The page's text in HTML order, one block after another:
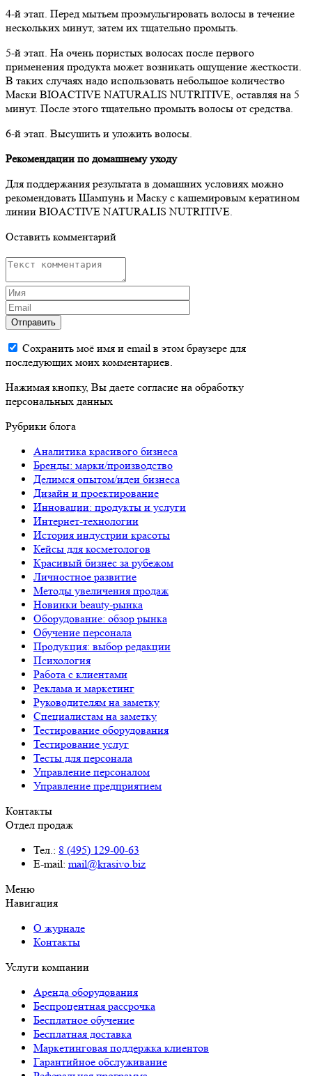
4-й этап. Перед мытьем проэмульгировать волосы в течение
нескольких минут, затем их тщательно промыть.
5-й этап. На очень пористых волосах после первого
применения продукта может возникать ощущение жесткости.
В таких случаях надо использовать небольшое количество
Маски BIOACTIVE NATURALIS NUTRITIVE, оставляя на 5
минут. После этого тщательно промыть волосы от средства.
6-й этап. Высушить и уложить волосы.
Рекомендации по домашнему уходу
Для поддержания результата в домашних условиях можно
рекомендовать Шампунь и Маску с кашемировым кератином
линии BIOACTIVE NATURALIS NUTRITIVE.
Оставить комментарий
Отправить
Сохранить моё имя и email в этом браузере для
последующих моих комментариев.
Нажимая кнопку, Вы даете согласие на обработку
персональных данных
Рубрики блога
Аналитика красивого бизнеса
Бренды: марки/производство
Делимся опытом/идеи бизнеса
Дизайн и проектирование
Инновации: продукты и услуги
Интернет-технологии
История индустрии красоты
Кейсы для косметологов
Красивый бизнес за рубежом
Личностное развитие
Методы увеличения продаж
Новинки beauty-рынка
Оборудование: обзор рынка
Обучение персонала
Продукция: выбор редакции
Психология
Работа с клиентами
Реклама и маркетинг
Руководителям на заметку
Специалистам на заметку
Тестирование оборудования
Тестирование услуг
Тесты для персонала
Управление персоналом
Управление предприятием
Контакты
Отдел продаж
Тел.: 8 (495) 129-00-63
E-mail: mail@krasivo.biz
Меню
Навигация
О журнале
Контакты
Услуги компании
Аренда оборудования
Беспроцентная рассрочка
Бесплатное обучение
Бесплатная доставка
Маркетинговая поддержка клиентов
Гарантийное обслуживание